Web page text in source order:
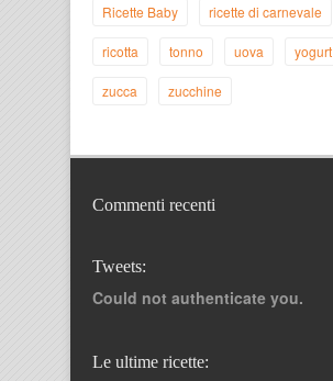
Ricette Baby ricette di carnevale
ricotta tonno uova yogurt
zucca zucchine
Commenti recenti
Tweets:
Could not authenticate you.
Le ultime ricette: